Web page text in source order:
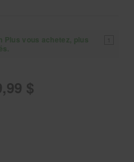
Plus vous achetez, plus
1
$